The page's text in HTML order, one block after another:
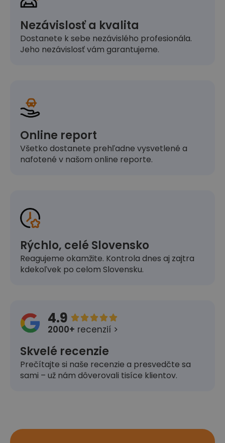
Nezávislosť a kvalita
Dostanete k sebe nezávislého profesionála.
Jeho nezávislosť vám garantujeme.
Online report
Všetko dostanete prehľadne vysvetlené a
nafotené v našom online reporte.
Rýchlo, celé Slovensko
Reagujeme okamžite. Kontrola dnes aj zajtra
kdekoľvek po celom Slovensku.
4.9 
2000+ recenzií >
Skvelé recenzie
Prečítajte si naše recenzie a presvedčte sa
sami – už nám dôverovali tisíce klientov.